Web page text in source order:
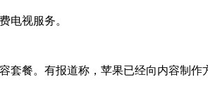
电视服务。
餐。有报道称，苹果已经向内容制